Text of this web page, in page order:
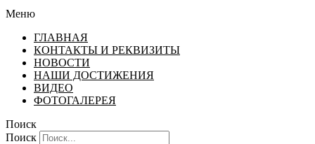
Меню
ГЛАВНАЯ
КОНТАКТЫ И РЕКВИЗИТЫ
НОВОСТИ
НАШИ ДОСТИЖЕНИЯ
ВИДЕО
ФОТОГАЛЕРЕЯ
Поиск
Поиск